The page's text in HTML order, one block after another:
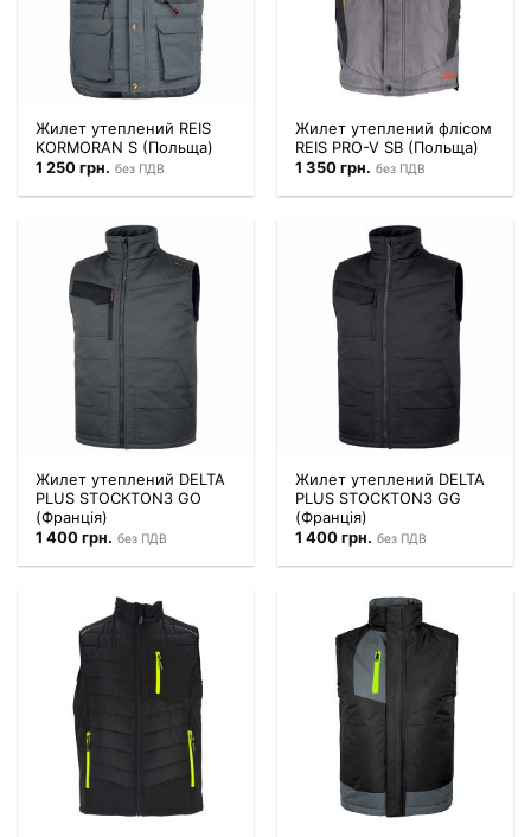
Жилет утеплений REIS
KORMORAN S (Польща)
1 250грн. без ПДВ
Жилет утеплений флісом
REIS PRO-V SB (Польща)
1 350грн. без ПДВ
Жилет утеплений DELTA
PLUS STOCKTON3 GO
(Франція)
1 400грн. без ПДВ
Жилет утеплений DELTA
PLUS STOCKTON3 GG
(Франція)
1 400грн. без ПДВ